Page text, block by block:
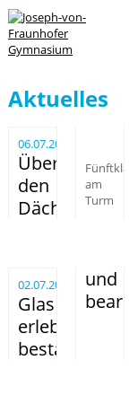
Aktuelles
06.07.2025
Über
den
Dächern
am
Turm
02.07.2025
Glas
erleben,
bestaunen
und